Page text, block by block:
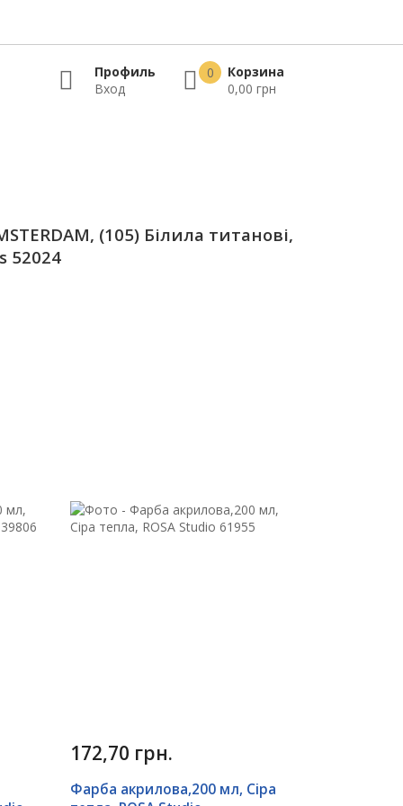
Профиль
Вход
Корзина
0,00 грн
0
(105) Білила титанові,
52024
172,70 грн.
Фарба акрилова,200 мл, Сіра